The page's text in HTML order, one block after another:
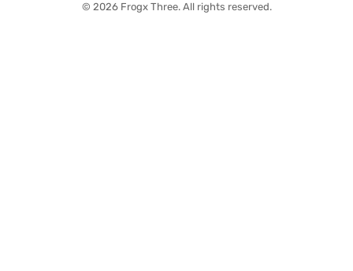
© 2026 Frogx Three. All rights reserved.